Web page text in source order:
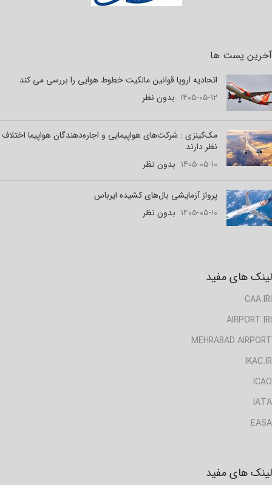
آخرین پست ها
اتحادیه اروپا قوانین مالکیت خطوط هوایی را بررسی می کند
۱۴۰۵-۰۵-۱۲ بدون نظر
مک‌کینزی : شرکت‌های هواپیمایی و اجاره‌دهندگان هواپیما اختلاف
نظر دارند
۱۴۰۵-۰۵-۱۰ بدون نظر
پرواز آزمایشی بال‌های کشیده ایرباس
۱۴۰۵-۰۵-۱۰ بدون نظر
لینک های مفید
CAA.IRI
AIRPORT.IRI
MEHRABAD AIRPORT
IKAC.IR
ICAO
IATA
EASA
لینک های مفید